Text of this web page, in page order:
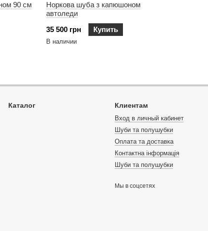
90 см
Норкова шуба з капюшоном
автоледи
35 500 грн
Купить
В наличии
Каталог Клиентам
Вход в личный кабинет
Шуби та полушубки
Оплата та доставка
Контактна інформація
Шуби та полушубки
Мы в соцсетях